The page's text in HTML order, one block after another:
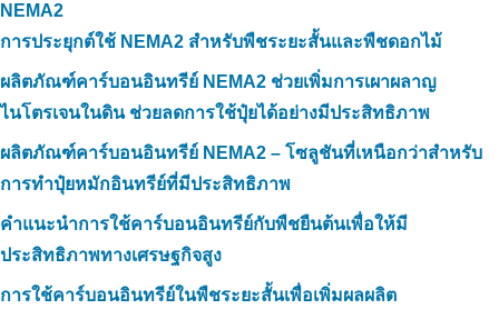
NEMA2
การประยุกต์ใช้ NEMA2 สำหรับพืชระยะสั้นและพืชดอกไม้
ผลิตภัณฑ์คาร์บอนอินทรีย์ NEMA2 ช่วยเพิ่มการเผาผลาญ
ไนโตรเจนในดิน ช่วยลดการใช้ปุ๋ยได้อย่างมีประสิทธิภาพ
ผลิตภัณฑ์คาร์บอนอินทรีย์ NEMA2 – โซลูชันที่เหนือกว่าสำหรับ
การทำปุ๋ยหมักอินทรีย์ที่มีประสิทธิภาพ
คำแนะนำการใช้คาร์บอนอินทรีย์กับพืชยืนต้นเพื่อให้มี
ประสิทธิภาพทางเศรษฐกิจสูง
การใช้คาร์บอนอินทรีย์ในพืชระยะสั้นเพื่อเพิ่มผลผลิต